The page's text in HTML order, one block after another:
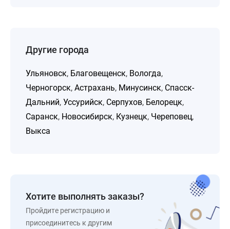
Другие города
Ульяновск, Благовещенск, Вологда,
Черногорск, Астрахань, Минусинск, Спасск-
Дальний, Уссурийск, Серпухов, Белорецк,
Саранск, Новосибирск, Кузнецк, Череповец,
Выкса
Хотите выполнять заказы?
Пройдите регистрацию и
присоединитесь к другим